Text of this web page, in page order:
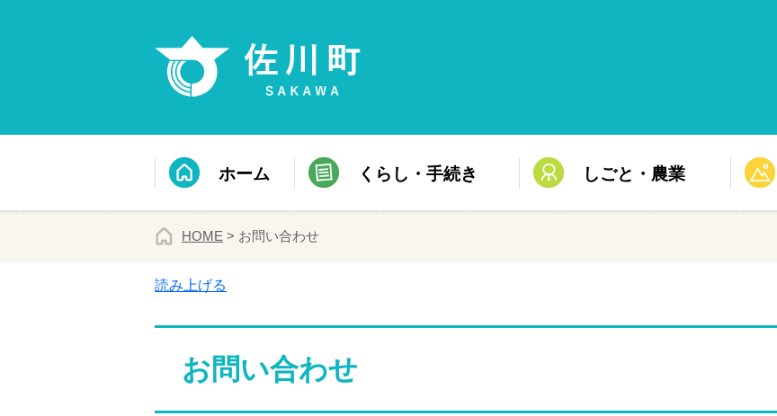
ホーム くらし・手続き しごと・農業
HOME > お問い合わせ
読み上げる
お問い合わせ